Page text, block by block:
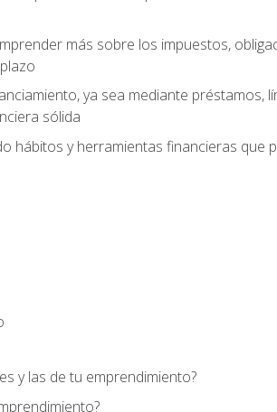
más sobre los impuestos,
ya sea mediante préstamos,
sólida
hábitos y herramientas financieras que
y las de tu emprendimiento?